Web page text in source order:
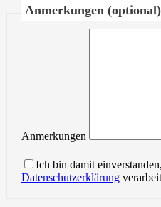
Anmerkungen (optional)
Anmerkungen
Ich bin damit
Datenschutzerklärung